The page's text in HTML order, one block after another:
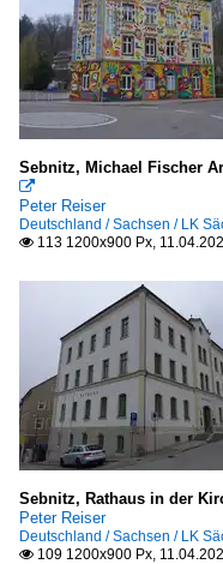
Sebnitz, Michael Fischer

Peter Reiser
Deutschland / Sachsen / LK
 113 1200x900 Px,
Sebnitz, Rathaus in der
Peter Reiser
Deutschland / Sachsen / LK
 109 1200x900 Px,